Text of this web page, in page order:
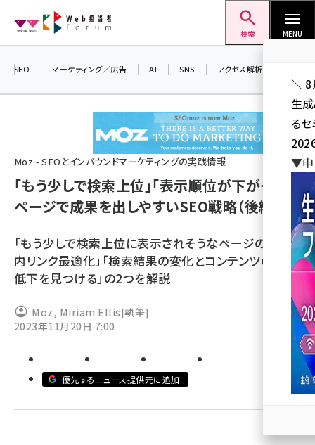
ン
検索 MENU
seo (3536)
ai (2818)
youtube (2444)
note (2320)
セミナー (2313)
z世代 (1629)
meo (1279)
SEO マーケティング／広告 AI SNS アクセス解析／データ分析
Moz - SEOとインバウンドマーケティングの実践情報
「もう少しで検索上位」「表示順位が下がった」
ページで成果を出しやすいSEO戦略（後編）
「もう少しで検索上位に表示されそうなページのサイト
内リンク最適化」「検索結果の変化とコンテンツの順位
低下を見つける」の2つを解説
Moz , Miriam Ellis[執筆]
2023年11月20日 7:00
優先するニュース提供元に追加
＼ 8
生
る
▼申